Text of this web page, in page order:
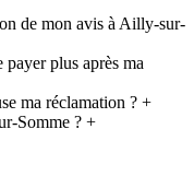
de mon avis à Ailly-sur-
plus après ma
ma réclamation ?+
Somme ?+